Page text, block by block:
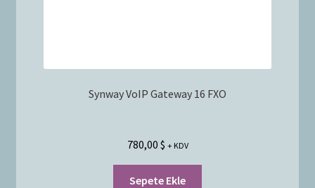
Synway VoIP Gateway 16 FXO
780,00 $ + KDV
Sepete Ekle